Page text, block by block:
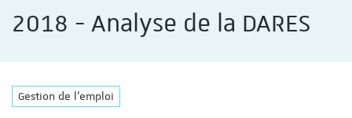
2018 - Analyse de la DARES
Gestion de l'emploi